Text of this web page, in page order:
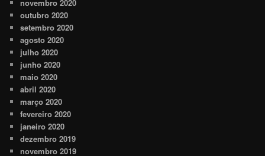
novembro 2020
outubro 2020
setembro 2020
agosto 2020
julho 2020
junho 2020
maio 2020
abril 2020
março 2020
fevereiro 2020
janeiro 2020
dezembro 2019
novembro 2019